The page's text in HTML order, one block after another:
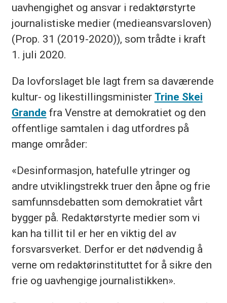
uavhengighet og ansvar i redaktørstyrte
journalistiske medier (medieansvarsloven)
(Prop. 31 (2019-2020)), som trådte i kraft
1. juli 2020.
Da lovforslaget ble lagt frem sa daværende
kultur- og likestillingsminister Trine Skei
Grande fra Venstre at demokratiet og den
offentlige samtalen i dag utfordres på
mange områder:
«Desinformasjon, hatefulle ytringer og
andre utviklingstrekk truer den åpne og frie
samfunnsdebatten som demokratiet vårt
bygger på. Redaktørstyrte medier som vi
kan ha tillit til er her en viktig del av
forsvarsverket. Derfor er det nødvendig å
verne om redaktørinstituttet for å sikre den
frie og uavhengige journalistikken».